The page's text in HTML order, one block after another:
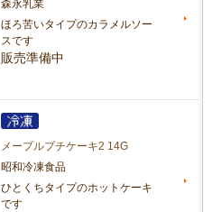
森永乳業
ほろ苦いタイプのカラメルソー
スです
販売準備中
メープルプチケーキ2 14G
昭和冷凍食品
ひとくちタイプのホットケーキ
です